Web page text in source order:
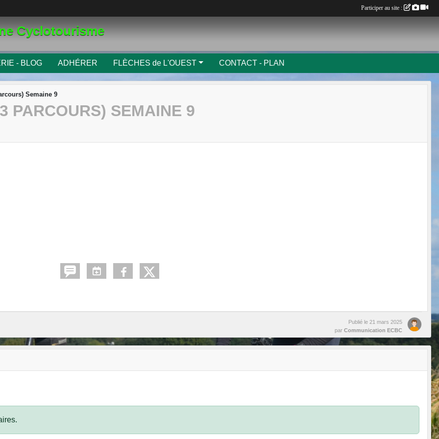
Cyclotourisme
- BLOG ADHÉRER FLÈCHES de L'OUEST CONTACT - PLAN
Semaine 9
PARCOURS) SEMAINE 9
Publié le 21 mars 2025
par Communication ECBC
Participer au site :